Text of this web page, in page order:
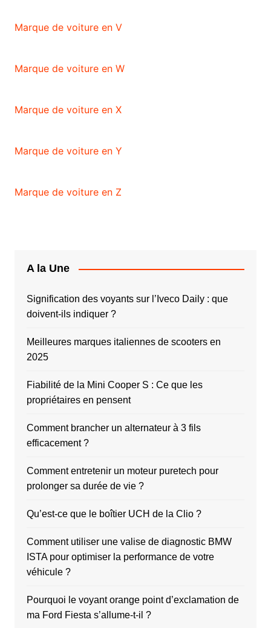
Marque de voiture en V
Marque de voiture en W
Marque de voiture en X
Marque de voiture en Y
Marque de voiture en Z
A la Une
Signification des voyants sur l’Iveco Daily : que
doivent-ils indiquer ?
Meilleures marques italiennes de scooters en
2025
Fiabilité de la Mini Cooper S : Ce que les
propriétaires en pensent
Comment brancher un alternateur à 3 fils
efficacement ?
Comment entretenir un moteur puretech pour
prolonger sa durée de vie ?
Qu’est-ce que le boîtier UCH de la Clio ?
Comment utiliser une valise de diagnostic BMW
ISTA pour optimiser la performance de votre
véhicule ?
Pourquoi le voyant orange point d’exclamation de
ma Ford Fiesta s’allume-t-il ?